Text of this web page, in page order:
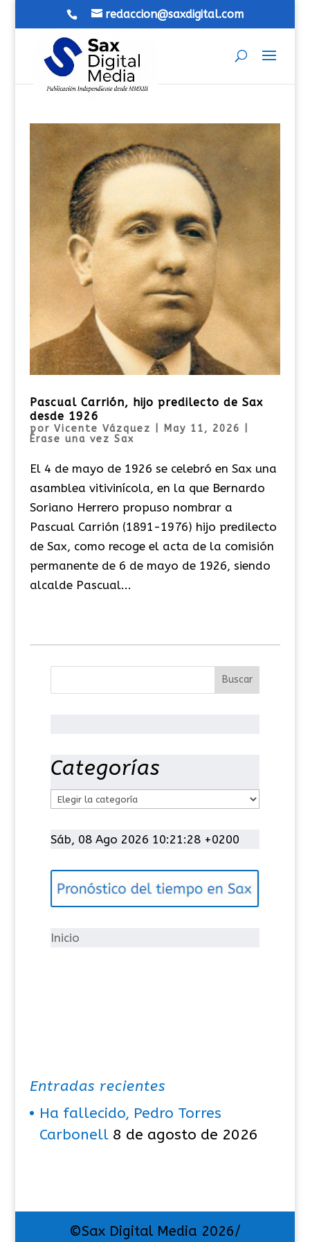
redaccion@saxdigital.com
Pascual Carrión, hijo predilecto de Sax
desde 1926
por Vicente Vázquez May 11, 2026
Érase una vez Sax
El 4 de mayo de 1926 se celebró en Sax una
asamblea vitivinícola, en la que Bernardo
Soriano Herrero propuso nombrar a
Pascual Carrión (1891-1976) hijo predilecto
de Sax, como recoge el acta de la comisión
permanente de 6 de mayo de 1926, siendo
alcalde Pascual...
Categorías
t
g
í
Sáb, 08 Ago 2026 10:21:28 +0200
Inicio
Entradas recientes
Ha fallecido, Pedro Torres
Carbonell 8 de agosto de 2026
©Sax Digital Media 2026/